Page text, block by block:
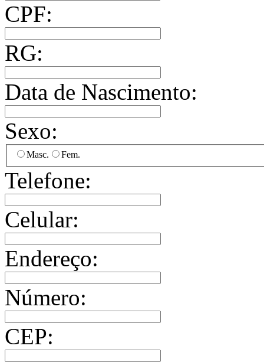
CPF:
RG:
Data de Nascimento:
Sexo:
Masc. Fem.
Telefone:
Celular:
Endereço:
Número:
CEP: